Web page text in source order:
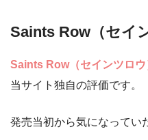
Saints Row（セイ
Saints Row（セインツロウ
当サイト独自の評価です。
発売当初から気になってい